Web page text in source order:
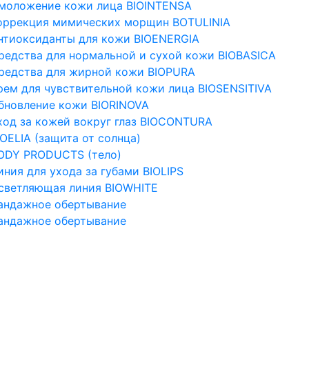
кожи лица BIOINTENSA
мимических морщин BOTULINIA
для кожи BIOENERGIA
для нормальной и сухой кожи BIOBASICA
для жирной кожи BIOPURA
для чувствительной кожи лица BIOSENSITIVA
кожи BIORINOVA
за кожей вокруг глаз BIOCONTURA
(защита от солнца)
PRODUCTS (тело)
для ухода за губами BIOLIPS
линия BIOWHITE
обертывание
обертывание